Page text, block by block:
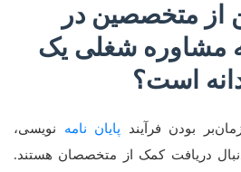
از متخصصین در
مشاوره شغلی یک
است؟
بودن فرآیند پایان نامه نویسی،
دریافت کمک از متخصصان هستند.